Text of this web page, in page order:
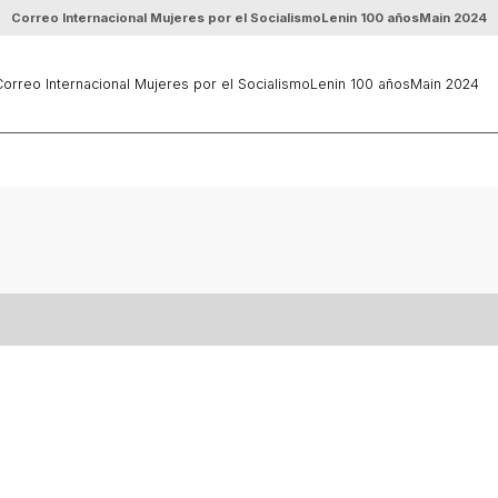
Correo Internacional Mujeres por el SocialismoLenin 100 añosMain 2024
Internacional Mujeres por el SocialismoLenin 100 añosMain 2024